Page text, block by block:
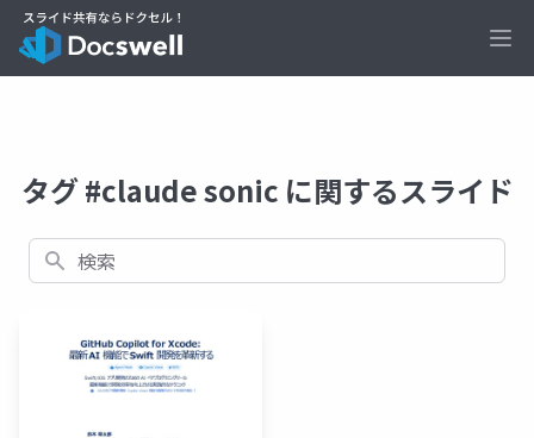
タグ #claude sonic に関するスライド
検索